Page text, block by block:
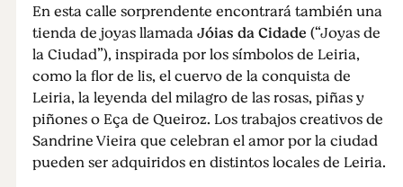
En esta calle sorprendente encontrará también una
tienda de joyas llamada Jóias da Cidade (“Joyas de
la Ciudad”), inspirada por los símbolos de Leiria,
como la flor de lis, el cuervo de la conquista de
Leiria, la leyenda del milagro de las rosas, piñas y
piñones o Eça de Queiroz. Los trabajos creativos de
Sandrine Vieira que celebran el amor por la ciudad
pueden ser adquiridos en distintos locales de Leiria.